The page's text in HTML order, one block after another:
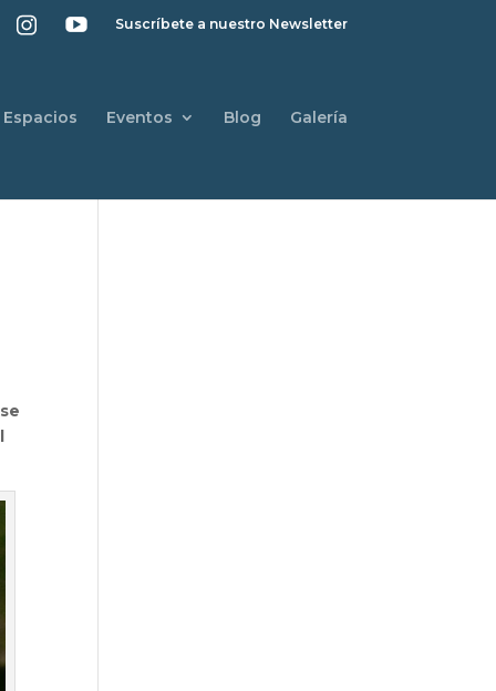
Suscríbete a nuestro Newsletter
Espacios Eventos Blog Galería